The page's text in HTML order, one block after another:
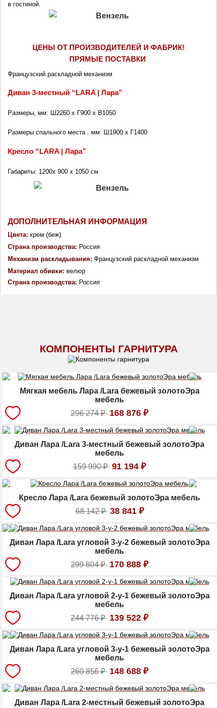
в гостиной.
ЦЕНЫ ОТ ПРОИЗВОДИТЕЛЕЙ И ФАБРИК!
ПРЯМЫЕ ПОСТАВКИ
Французский раскладной механизм
Диван 3-местный “LARA | Лара”
Размеры, мм: Ш2260 х Г900 х В1050
Размеры спального места , мм: Ш1900 х Г1400
Кресло “LARA | Лара”
Габариты: 1200x 900 x 1050 см
ДОПОЛНИТЕЛЬНАЯ ИНФОРМАЦИЯ
Цвета: крем (беж)
Страна производства: Россия
Механизм раскладывания: Французский раскладной механизм
Материал обивки: велюр
Страна производства: Россия
КОМПОНЕНТЫ ГАРНИТУРА
Мягкая мебель Лара /Lara бежевый золотоЭра
мебель
296 274₽ 168 876 ₽
Диван Лара /Lara 3-местный бежевый золотоЭра
мебель
159 990₽ 91 194 ₽
Кресло Лара /Lara бежевый золотоЭра мебель
68 142₽ 38 841 ₽
Диван Лара /Lara угловой 3-у-2 бежевый золотоЭра
мебель
299 804₽ 170 888 ₽
Диван Лара /Lara угловой 2-у-1 бежевый золотоЭра
мебель
244 776₽ 139 522 ₽
Диван Лара /Lara угловой 3-у-1 бежевый золотоЭра
мебель
260 856₽ 148 688 ₽
Диван Лара /Lara 2-местный бежевый золотоЭра